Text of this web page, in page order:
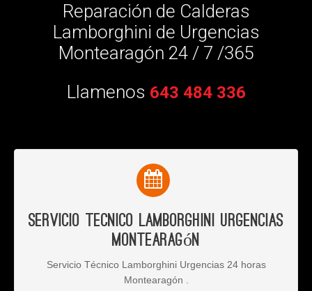
Reparación de Calderas
Lamborghini de Urgencias
Montearagón 24 / 7 /365
Llamenos 643 484 336
Servicio Tecnico Lamborghini Urgencias
Montearagón
Servicio Técnico Lamborghini Urgencias 24 horas
Montearagón .